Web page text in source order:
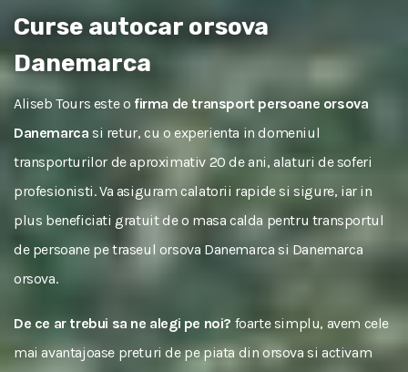
Curse autocar orsova
Danemarca
Aliseb Tours este o firma de transport persoane orsova
Danemarca si retur, cu o experienta in domeniul
transporturilor de aproximativ 20 de ani, alaturi de soferi
profesionisti. Va asiguram calatorii rapide si sigure, iar in
plus beneficiati gratuit de o masa calda pentru transportul
de persoane pe traseul orsova Danemarca si Danemarca
orsova.
De ce ar trebui sa ne alegi pe noi? foarte simplu, avem cele
mai avantajoase preturi de pe piata din orsova si activam